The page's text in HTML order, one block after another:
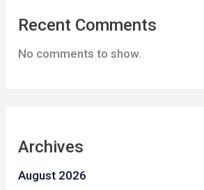
Recent Comments
No comments to show.
Archives
August 2026